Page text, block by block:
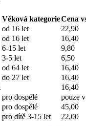
Věková kategorieCena
od 16 let
22,90
od 16 let
16,40
6-15 let
9,80
3-5 let
6,50
od 64 let
16,40
do 27 let
16,40
16,40
pro dospělé
pouze
pro dospělé
45,00
pro dítě 3-15 let 22,00